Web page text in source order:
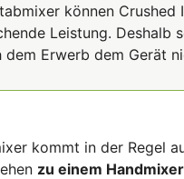
können
Leistung. Deshalb
dem Erwerb dem Gerät
kommt in der Regel
zu einem